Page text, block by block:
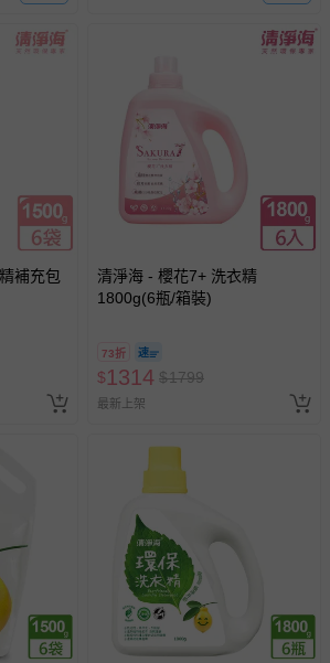
…等活動，如因部份退貨，而該訂單保
檻，將以原價計算，活動贈品亦需一併退
者保護法的規定，不適用七天鑑賞期/猶
存期限較短或解約時即將逾期（例如生鮮
）。
例如客製生日書、姓名貼等）。
雜誌（惟書籍如經拆封、使用，則酌收整
之影音商品或電腦軟體（例如 DVD、CD
提供之數位內容或一經提供即為完成之線
型商品：
（例如尿布、貼身衣物、泳裝、襪子、地
。
物（嬰幼兒包巾與背巾、包屁衣、學習
。
品（奶嘴、奶瓶、擠乳器、哺乳衣、托腹
搖椅等）。
商品封口處已貼上「不可拆封」，或具警
補充包
清淨海 - 櫻花7+ 洗衣精
1800g(6瓶/箱裝)
73折
$1314 $1799
最新上架